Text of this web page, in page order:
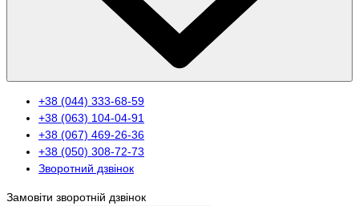
+38 (044) 333-68-59
+38 (063) 104-04-91
+38 (067) 469-26-36
+38 (050) 308-72-73
Зворотний дзвінок
Замовіти зворотній дзвінок